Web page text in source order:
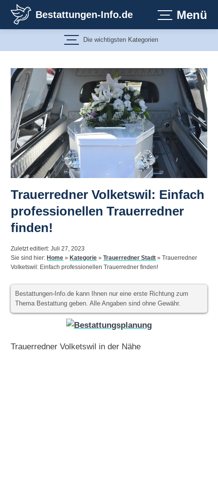
Inhalt
springen
Bestattungen-Info.de Menü
Die wichtigsten Kategorien
Trauerredner Volketswil: Einfach
professionellen Trauerredner
finden!
Zuletzt editiert: Juli 27, 2023
Sie sind hier: Home » Kategorie »Trauerredner Stadt »Trauerredner
Volketswil: Einfach professionellen Trauerredner finden!
Bestattungen-Info.de kann Ihnen nur eine erste Richtung zum
Thema Bestattung geben. Alle Angaben sind ohne Gewähr.
Trauerredner Volketswil in der Nähe